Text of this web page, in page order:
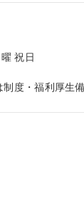
祝日
度・福利厚生備